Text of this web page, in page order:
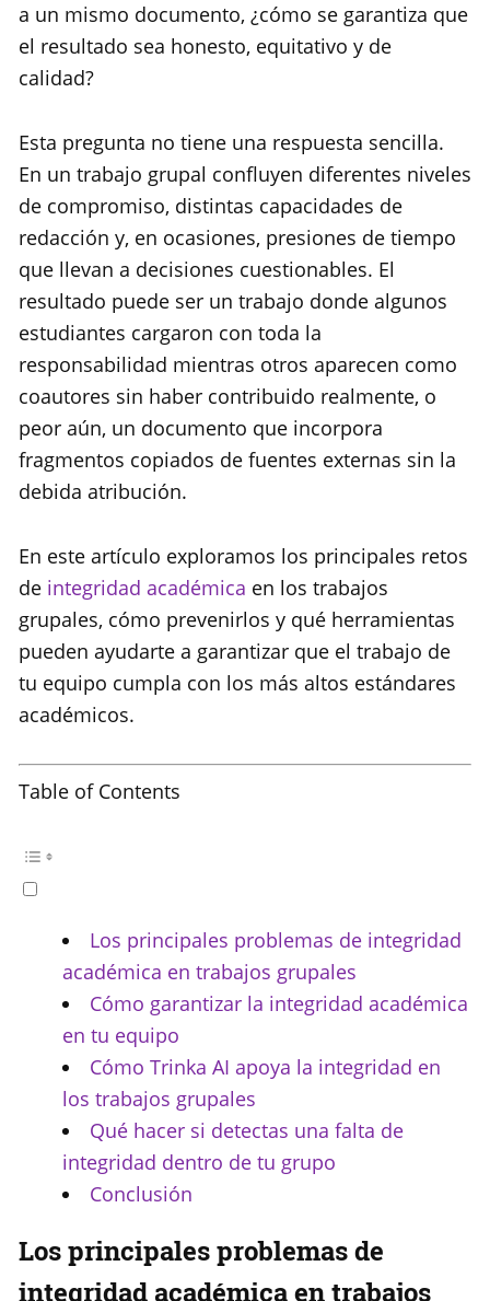
a un mismo documento, ¿cómo se garantiza que
el resultado sea honesto, equitativo y de
calidad?
Esta pregunta no tiene una respuesta sencilla.
En un trabajo grupal confluyen diferentes niveles
de compromiso, distintas capacidades de
redacción y, en ocasiones, presiones de tiempo
que llevan a decisiones cuestionables. El
resultado puede ser un trabajo donde algunos
estudiantes cargaron con toda la
responsabilidad mientras otros aparecen como
coautores sin haber contribuido realmente, o
peor aún, un documento que incorpora
fragmentos copiados de fuentes externas sin la
debida atribución.
En este artículo exploramos los principales retos
de integridad académica en los trabajos
grupales, cómo prevenirlos y qué herramientas
pueden ayudarte a garantizar que el trabajo de
tu equipo cumpla con los más altos estándares
académicos.
Table of Contents
Los principales problemas de integridad
académica en trabajos grupales
Cómo garantizar la integridad académica
en tu equipo
Cómo Trinka AI apoya la integridad en
los trabajos grupales
Qué hacer si detectas una falta de
integridad dentro de tu grupo
Conclusión
Los principales problemas de
integridad académica en trabajos